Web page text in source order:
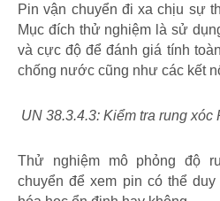
Pin vận chuyển đi xa chịu sự
Mục đích thử nghiệm là sử
và cực độ để đánh giá tính
chống nước cũng như các kết
UN 38.3.4.3: Kiểm tra rung xóc
Thử nghiệm mô phỏng độ
chuyển để xem pin có thể